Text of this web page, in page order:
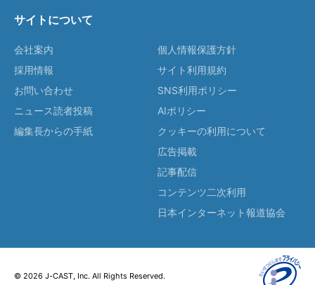
サイトについて
会社案内
採用情報
お問い合わせ
ニュース読者投稿
編集長からの手紙
個人情報保護方針
サイト利用規約
SNS利用ポリシー
AIポリシー
クッキーの利用について
広告掲載
記事配信
コンテンツ二次利用
日本インターネット報道協会
© 2026 J-CAST, Inc. All Rights Reserved.